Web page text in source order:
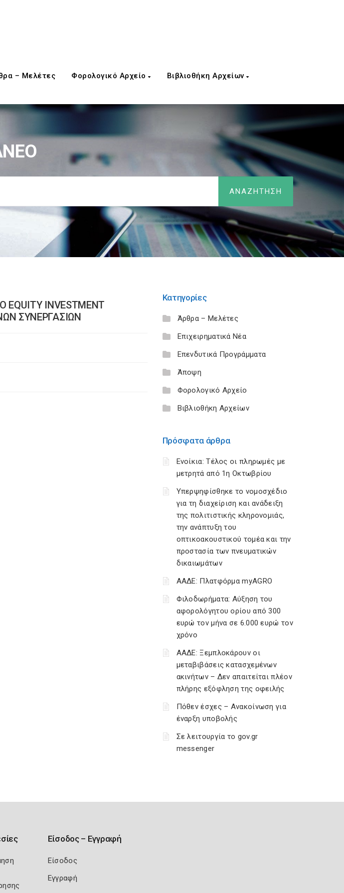
– Μελέτες Φορολογικό Αρχείο Βιβλιοθήκη Αρχείων
INVESTMENT
ΣΥΝΕΡΓΑΣΙΩΝ
Κατηγορίες
Άρθρα – Μελέτες
Επιχειρηματικά Νέα
Επενδυτικά Προγράμματα
Άποψη
Φορολογικό Αρχείο
Βιβλιοθήκη Αρχείων
Πρόσφατα άρθρα
Ενοίκια: Τέλος οι πληρωμές με
μετρητά από 1η Οκτωβρίου
Υπερψηφίσθηκε το νομοσχέδιο
για τη διαχείριση και ανάδειξη
της πολιτιστικής κληρονομιάς,
την ανάπτυξη του
οπτικοακουστικού τομέα και την
προστασία των πνευματικών
δικαιωμάτων
ΑΑΔΕ: Πλατφόρμα myAGRO
Φιλοδωρήματα: Αύξηση του
αφορολόγητου ορίου από 300
ευρώ τον μήνα σε 6.000 ευρώ τον
χρόνο
ΑΑΔΕ: Ξεμπλοκάρουν οι
μεταβιβάσεις κατασχεμένων
ακινήτων – Δεν απαιτείται πλέον
πλήρης εξόφληση της οφειλής
Πόθεν έσχες – Ανακοίνωση για
έναρξη υποβολής
Σε λειτουργία το gov.gr
messenger
Είσοδος – Εγγραφή
Είσοδος
Εγγραφή